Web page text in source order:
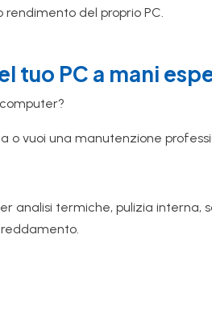
del proprio PC.
tuo PC a mani
o vuoi una manutenzione
analisi termiche, pulizia interna,